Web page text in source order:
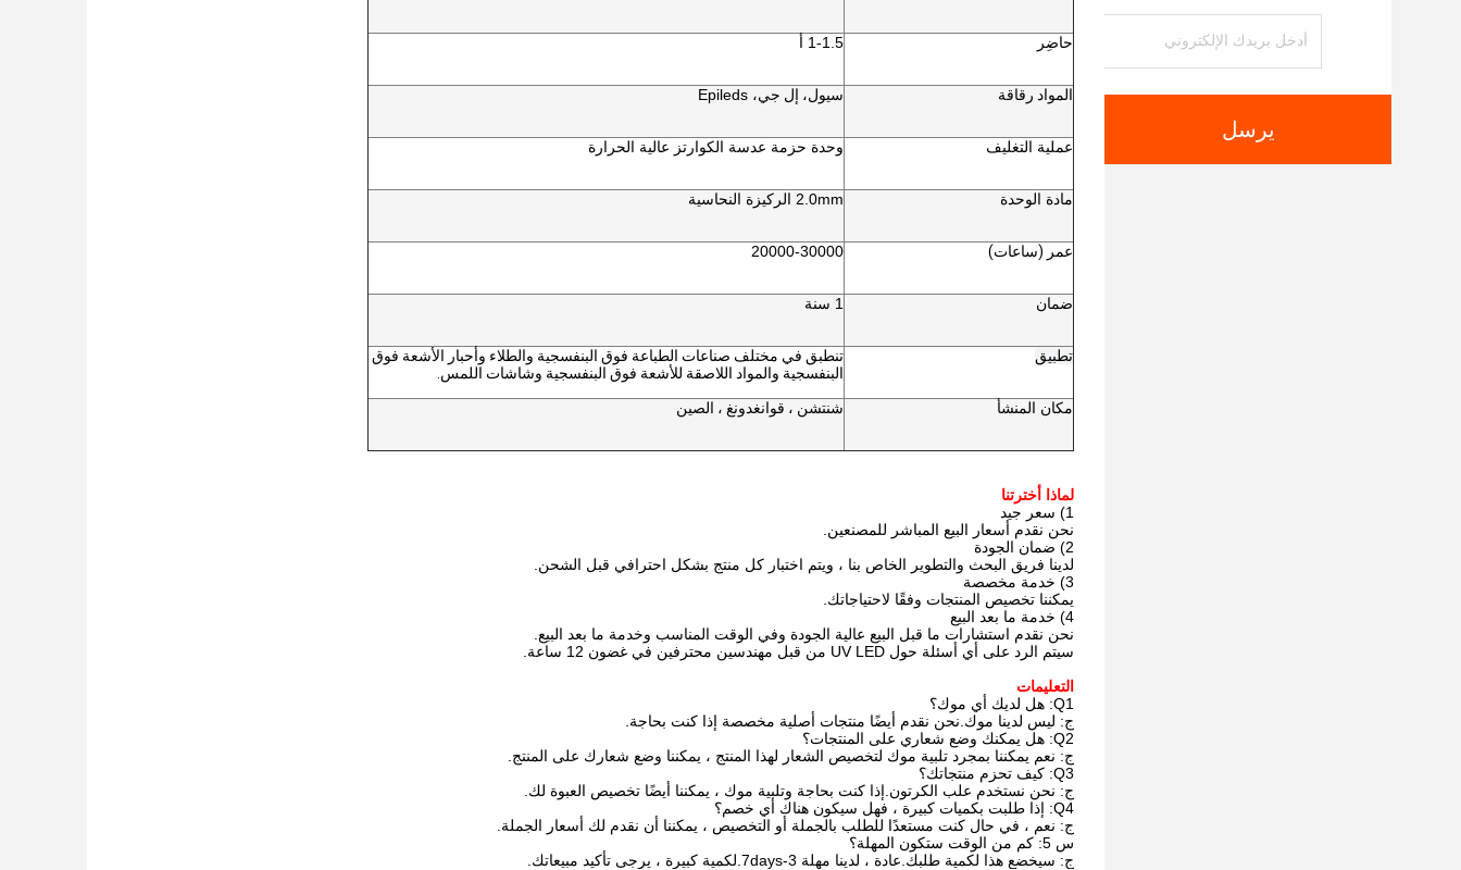
يرسل
حاضِر 1-1.5 أ
المواد رقاقة سيول، إل جي، Epileds
عملية التغليف وحدة حزمة عدسة الكوارتز عالية الحرارة
مادة الوحدة 2.0mm الركيزة النحاسية
عمر (ساعات) 20000-30000
ضمان 1 سنة
تطبيق
البنفسجية والمواد اللاصقة للأشعة فوق البنفسجية وشاشات اللمس.
مكان المنشأ
شنتشن ، قوانغدونغ ، الصين
لماذا أخترتنا
1) سعر جيد
نحن نقدم أسعار البيع المباشر للمصنعين.
2) ضمان الجودة
لدينا فريق البحث والتطوير الخاص بنا ، ويتم اختبار كل منتج بشكل احترافي قبل الشحن.
3) خدمة مخصصة
يمكننا تخصيص المنتجات وفقًا لاحتياجاتك.
4) خدمة ما بعد البيع
نحن نقدم استشارات ما قبل البيع عالية الجودة وفي الوقت المناسب وخدمة ما بعد البيع.
سيتم الرد على أي أسئلة حول UV LED من قبل مهندسين محترفين في غضون 12 ساعة.
التعليمات
Q1: هل لديك أي موك؟
ج: ليس لدينا موك.نحن نقدم أيضًا منتجات أصلية مخصصة إذا كنت بحاجة.
Q2: هل يمكنك وضع شعاري على المنتجات؟
ج: نعم يمكننا بمجرد تلبية موك لتخصيص الشعار لهذا المنتج ، يمكننا وضع شعارك على المنتج.
Q3: كيف تحزم منتجاتك؟
ج: نحن نستخدم علب الكرتون.إذا كنت بحاجة وتلبية موك ، يمكننا أيضًا تخصيص العبوة لك.
Q4: إذا طلبت بكميات كبيرة ، فهل سيكون هناك أي خصم؟
ج: نعم ، في حال كنت مستعدًا للطلب بالجملة أو التخصيص ، يمكننا أن نقدم لك أسعار الجملة.
س 5: كم من الوقت ستكون المهلة؟
ج: سيخضع هذا لكمية طلبك.عادة ، لدينا مهلة 3-7days.لكمية كبيرة ، يرجى تأكيد مبيعاتك.